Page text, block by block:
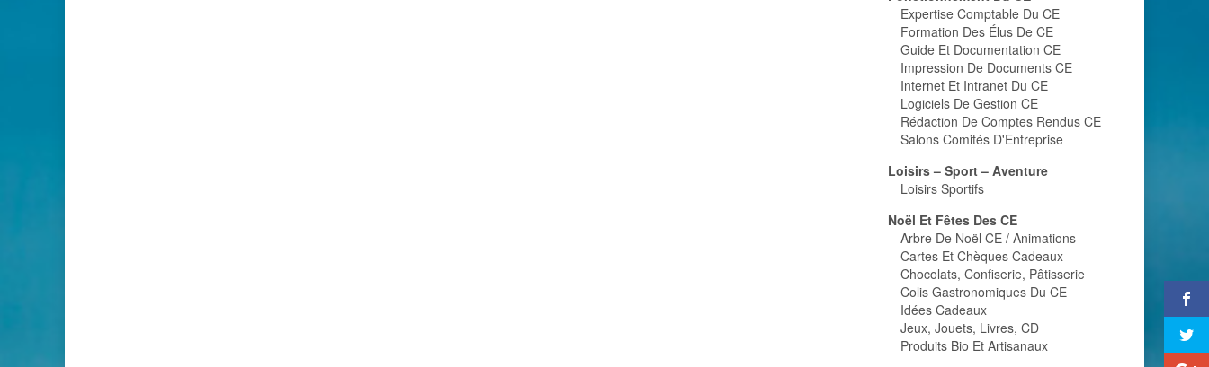
Expertise Comptable Du CE
Formation Des Élus De CE
Guide Et Documentation CE
Impression De Documents CE
Internet Et Intranet Du CE
Logiciels De Gestion CE
Rédaction De Comptes Rendus CE
Salons Comités D'Entreprise
Loisirs – Sport – Aventure
Loisirs Sportifs
Noël Et Fêtes Des CE
Arbre De Noël CE / Animations
Cartes Et Chèques Cadeaux
Chocolats, Confiserie, Pâtisserie
Colis Gastronomiques Du CE
Idées Cadeaux
Jeux, Jouets, Livres, CD
Produits Bio Et Artisanaux